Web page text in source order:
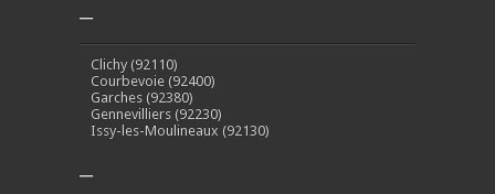
–
Clichy (92110)
Courbevoie (92400)
Garches (92380)
Gennevilliers (92230)
Issy-les-Moulineaux (92130)
–